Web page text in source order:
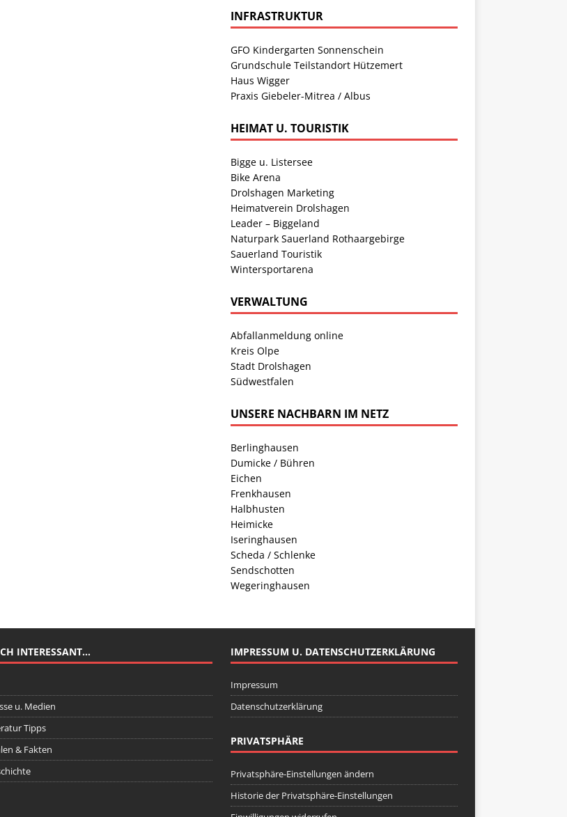
INFRASTRUKTUR
GFO Kindergarten Sonnenschein
Grundschule Teilstandort Hützemert
Haus Wigger
Praxis Giebeler-Mitrea / Albus
HEIMAT U. TOURISTIK
Bigge u. Listersee
Bike Arena
Drolshagen Marketing
Heimatverein Drolshagen
Leader – Biggeland
Naturpark Sauerland Rothaargebirge
Sauerland Touristik
Wintersportarena
VERWALTUNG
Abfallanmeldung online
Kreis Olpe
Stadt Drolshagen
Südwestfalen
UNSERE NACHBARN IM NETZ
Berlinghausen
Dumicke / Bühren
Eichen
Frenkhausen
Halbhusten
Heimicke
Iseringhausen
Scheda / Schlenke
Sendschotten
Wegeringhausen
INTERESSANT…
u. Medien
Tipps
& Fakten
IMPRESSUM U. DATENSCHUTZERKLÄRUNG
Impressum
Datenschutzerklärung
PRIVATSPHÄRE
Privatsphäre-Einstellungen ändern
Historie der Privatsphäre-Einstellungen